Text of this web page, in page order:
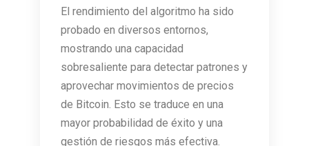
El rendimiento del algoritmo ha sido
probado en diversos entornos,
mostrando una capacidad
sobresaliente para detectar patrones y
aprovechar movimientos de precios
de Bitcoin. Esto se traduce en una
mayor probabilidad de éxito y una
gestión de riesgos más efectiva.